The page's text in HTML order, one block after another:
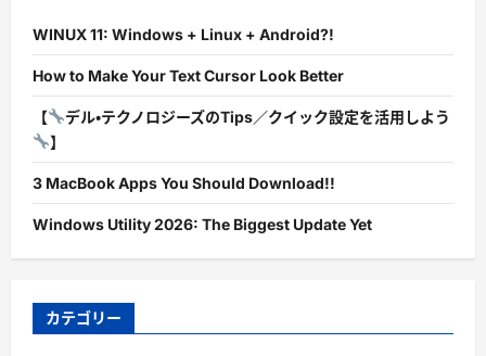
WINUX 11: Windows + Linux + Android?!
How to Make Your Text Cursor Look Better
【
デル・テクノロジーズのTips／クイック設定を活用しよう
】
3 MacBook Apps You Should Download!!
Windows Utility 2026: The Biggest Update Yet
カテゴリー